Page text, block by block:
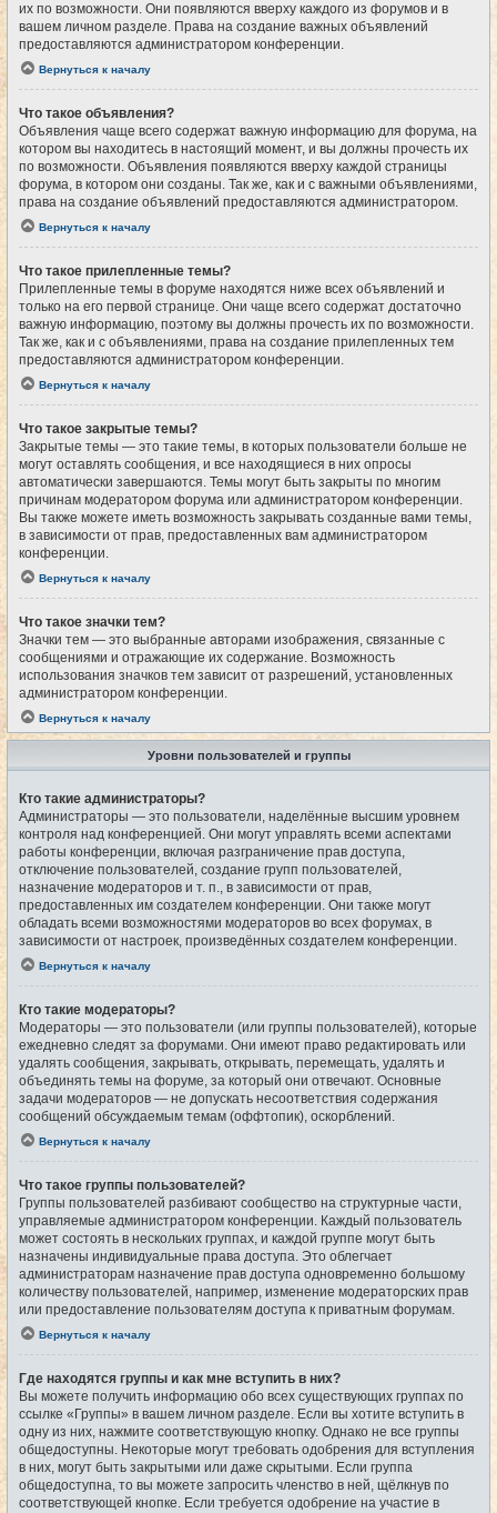
их по возможности. Они появляются вверху каждого из форумов и в
вашем личном разделе. Права на создание важных объявлений
предоставляются администратором конференции.
Вернуться к началу
Что такое объявления?
Объявления чаще всего содержат важную информацию для форума, на
котором вы находитесь в настоящий момент, и вы должны прочесть их
по возможности. Объявления появляются вверху каждой страницы
форума, в котором они созданы. Так же, как и с важными объявлениями,
права на создание объявлений предоставляются администратором.
Вернуться к началу
Что такое прилепленные темы?
Прилепленные темы в форуме находятся ниже всех объявлений и
только на его первой странице. Они чаще всего содержат достаточно
важную информацию, поэтому вы должны прочесть их по возможности.
Так же, как и с объявлениями, права на создание прилепленных тем
предоставляются администратором конференции.
Вернуться к началу
Что такое закрытые темы?
Закрытые темы — это такие темы, в которых пользователи больше не
могут оставлять сообщения, и все находящиеся в них опросы
автоматически завершаются. Темы могут быть закрыты по многим
причинам модератором форума или администратором конференции.
Вы также можете иметь возможность закрывать созданные вами темы,
в зависимости от прав, предоставленных вам администратором
конференции.
Вернуться к началу
Что такое значки тем?
Значки тем — это выбранные авторами изображения, связанные с
сообщениями и отражающие их содержание. Возможность
использования значков тем зависит от разрешений, установленных
администратором конференции.
Вернуться к началу
Уровни пользователей и группы
Кто такие администраторы?
Администраторы — это пользователи, наделённые высшим уровнем
контроля над конференцией. Они могут управлять всеми аспектами
работы конференции, включая разграничение прав доступа,
отключение пользователей, создание групп пользователей,
назначение модераторов и т. п., в зависимости от прав,
предоставленных им создателем конференции. Они также могут
обладать всеми возможностями модераторов во всех форумах, в
зависимости от настроек, произведённых создателем конференции.
Вернуться к началу
Кто такие модераторы?
Модераторы — это пользователи (или группы пользователей), которые
ежедневно следят за форумами. Они имеют право редактировать или
удалять сообщения, закрывать, открывать, перемещать, удалять и
объединять темы на форуме, за который они отвечают. Основные
задачи модераторов — не допускать несоответствия содержания
сообщений обсуждаемым темам (оффтопик), оскорблений.
Вернуться к началу
Что такое группы пользователей?
Группы пользователей разбивают сообщество на структурные части,
управляемые администратором конференции. Каждый пользователь
может состоять в нескольких группах, и каждой группе могут быть
назначены индивидуальные права доступа. Это облегчает
администраторам назначение прав доступа одновременно большому
количеству пользователей, например, изменение модераторских прав
или предоставление пользователям доступа к приватным форумам.
Вернуться к началу
Где находятся группы и как мне вступить в них?
Вы можете получить информацию обо всех существующих группах по
ссылке «Группы» в вашем личном разделе. Если вы хотите вступить в
одну из них, нажмите соответствующую кнопку. Однако не все группы
общедоступны. Некоторые могут требовать одобрения для вступления
в них, могут быть закрытыми или даже скрытыми. Если группа
общедоступна, то вы можете запросить членство в ней, щёлкнув по
соответствующей кнопке. Если требуется одобрение на участие в